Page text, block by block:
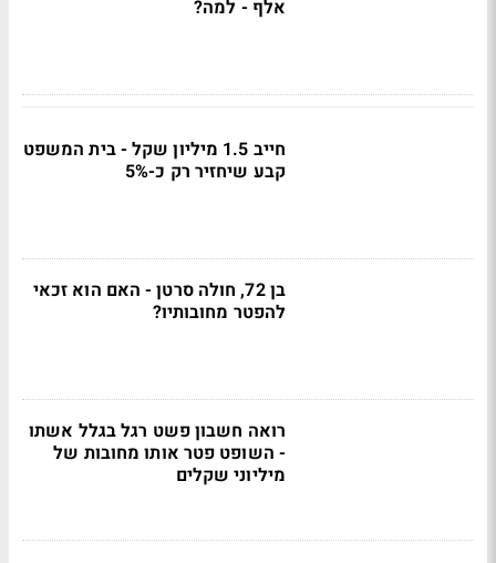
אלף - למה?
חייב 1.5 מיליון שקל - בית המשפט
קבע שיחזיר רק כ-5%
בן 72, חולה סרטן - האם הוא זכאי
להפטר מחובותיו?
רואה חשבון פשט רגל בגלל אשתו
- השופט פטר אותו מחובות של
מיליוני שקלים